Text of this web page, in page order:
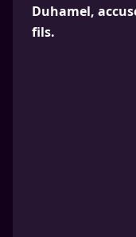
Duhamel,
fils.